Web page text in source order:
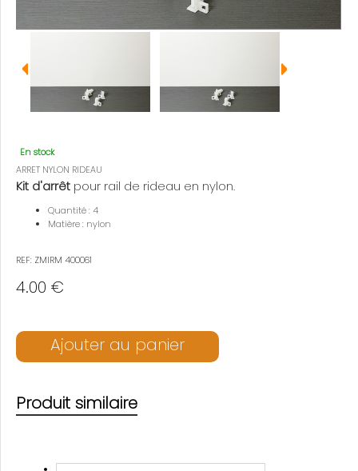
En stock
ARRET NYLON RIDEAU
Kit d'arrêt pour rail de rideau en nylon.
Quantité : 4
Matière : nylon
REF: ZMIRM 400061
4.00 €
Ajouter au panier
Produit similaire